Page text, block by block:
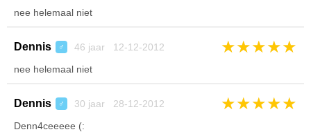
nee helemaal niet
Dennis ♂ 46 jaar 12-12-2012 ★★★★★
nee helemaal niet
Dennis ♂ 30 jaar 28-12-2012 ★★★★★
Denn4ceeeee (: